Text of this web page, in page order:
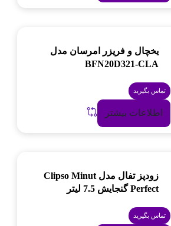
یخچال و فریزر امرسان مدل
BFN20D321-CLA
تماس بگیرید
اطلاعات بیشتر
زودپز تفال مدل Clipso Minut
Perfect گنجایش 7.5 لیتر
تماس بگیرید